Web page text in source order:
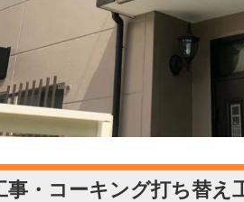
・コーキング打ち替え